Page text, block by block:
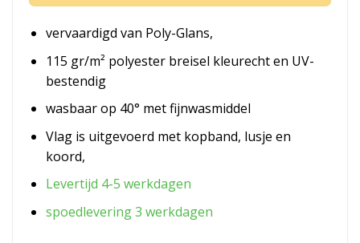
vervaardigd van Poly-Glans,
115 gr/m² polyester breisel kleurecht en UV-
bestendig
wasbaar op 40° met fijnwasmiddel
Vlag is uitgevoerd met kopband, lusje en
koord,
Levertijd 4-5 werkdagen
spoedlevering 3 werkdagen